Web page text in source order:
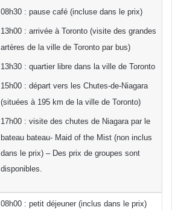
08h30 : pause café (incluse dans le prix)
13h00 : arrivée à Toronto (visite des grandes
artères de la ville de Toronto par bus)
13h30 : quartier libre dans la ville de Toronto
15h00 : départ vers les Chutes-de-Niagara
(situées à 195 km de la ville de Toronto)
17h00 : visite des chutes de Niagara par le
bateau bateau- Maid of the Mist (non inclus
dans le prix) – Des prix de groupes sont
disponibles
08h00 : petit déjeuner (inclus dans le prix)